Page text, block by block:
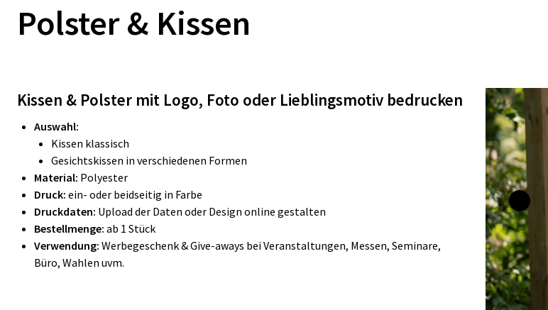
Polster & Kissen
Kissen & Polster mit Logo, Foto oder Lieblingsmotiv bedrucken
Auswahl:
Kissen klassisch
Gesichtskissen in verschiedenen Formen
Material: Polyester
Druck: ein- oder beidseitig in Farbe
Druckdaten: Upload der Daten oder Design online gestalten
Bestellmenge: ab 1 Stück
Verwendung: Werbegeschenk & Give-aways bei Veranstaltungen, Messen, Seminare,
Büro, Wahlen uvm.